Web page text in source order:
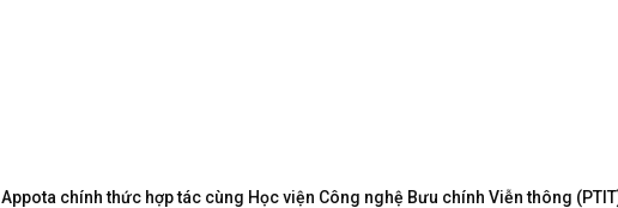
Appota chính thức hợp tác cùng Học viện Công nghệ Bưu chính Viễn thông